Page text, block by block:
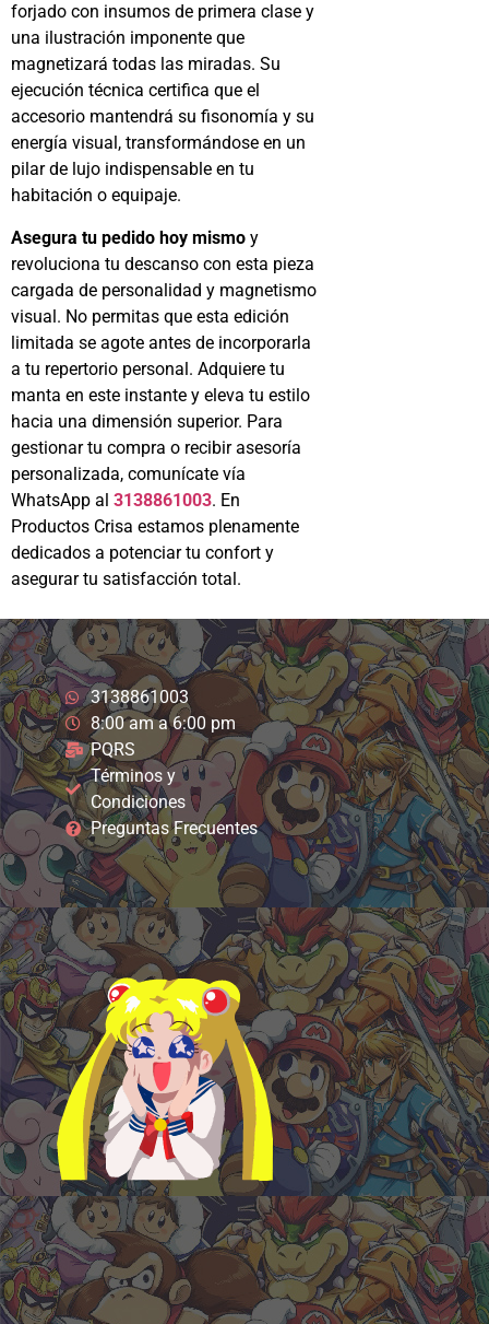
forjado con insumos de primera clase y
una ilustración imponente que
magnetizará todas las miradas. Su
ejecución técnica certifica que el
accesorio mantendrá su fisonomía y su
energía visual, transformándose en un
pilar de lujo indispensable en tu
habitación o equipaje.
Asegura tu pedido hoy mismo y
revoluciona tu descanso con esta pieza
cargada de personalidad y magnetismo
visual. No permitas que esta edición
limitada se agote antes de incorporarla
a tu repertorio personal. Adquiere tu
manta en este instante y eleva tu estilo
hacia una dimensión superior. Para
gestionar tu compra o recibir asesoría
personalizada, comunícate vía
WhatsApp al 3138861003. En
Productos Crisa estamos plenamente
dedicados a potenciar tu confort y
asegurar tu satisfacción total.
3138861003
8:00 am a 6:00 pm
PQRS
Términos y
Condiciones
Preguntas Frecuentes